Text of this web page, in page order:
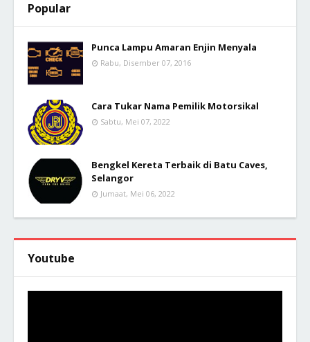
Popular
Punca Lampu Amaran Enjin Menyala
Rabu, Disember 07, 2016
Cara Tukar Nama Pemilik Motorsikal
Sabtu, Mei 07, 2022
Bengkel Kereta Terbaik di Batu Caves,
Selangor
Jumaat, Mei 06, 2022
Youtube